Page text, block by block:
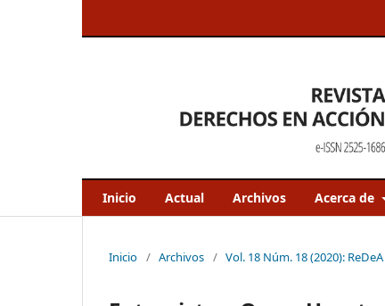
Inicio Actual Archivos Acerca de
Inicio / Archivos / Vol. 18 Núm. 18 (2020):